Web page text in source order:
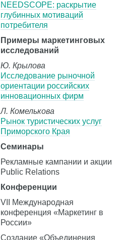
NEEDSCOPE: раскрытие
глубинных мотиваций
потребителя
Примеры маркетинговых
исследований
Ю. Крылова
Исследование рыночной
ориентации российских
инновационных фирм
Л. Комелькова
Рынок туристических услуг
Приморского Края
Семинары
Рекламные кампании и акции
Public Relations
Конференции
VII Международная
конференция «Маркетинг в
России»
Создание «Объединения